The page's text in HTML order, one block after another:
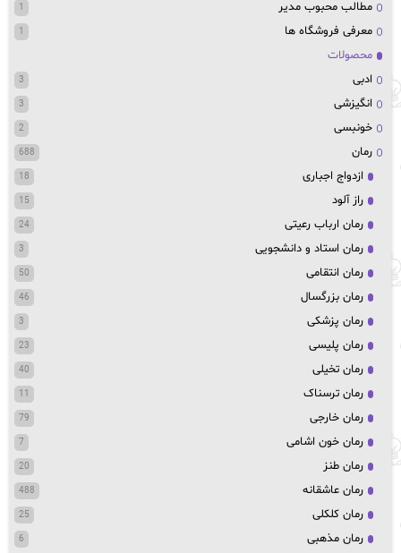
مطالب محبوب مدیر 1
معرفی فروشگاه ها 1
محصولات
ادبی
3
انگیزشی 3
خونبسی 2
رمان 688
ازدواج اجباری 18
راز آلود 15
رمان ارباب رعیتی 24
رمان استاد و دانشجویی 3
رمان انتقامی 50
رمان بزرگسال 46
رمان پزشکی 3
رمان پلیسی 23
رمان تخیلی 40
رمان ترسناک 11
رمان خارجی 79
رمان خون اشامی 7
رمان طنز 20
رمان عاشقانه 488
رمان کلکلی 25
رمان مذهبی 6